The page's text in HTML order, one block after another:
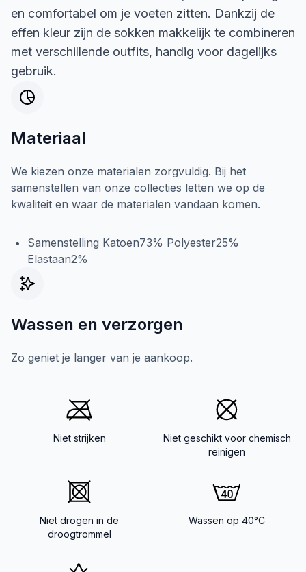
en comfortabel om je voeten zitten. Dankzij de
effen kleur zijn de sokken makkelijk te combineren
met verschillende outfits, handig voor dagelijks
gebruik.
Materiaal
We kiezen onze materialen zorgvuldig. Bij het
samenstellen van onze collecties letten we op de
kwaliteit en waar de materialen vandaan komen.
Samenstelling Katoen73% Polyester25%
Elastaan2%
Wassen en verzorgen
Zo geniet je langer van je aankoop.
Niet strijken
Niet geschikt voor chemisch
reinigen
Niet drogen in de
droogtrommel
Wassen op 40°C